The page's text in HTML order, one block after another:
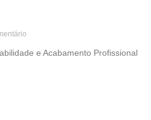
e Acabamento Profissional